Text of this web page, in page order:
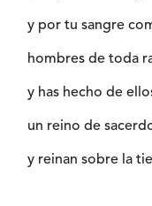
y por tu sangre
hombres de toda
y has hecho de
un reino de
y reinan sobre la